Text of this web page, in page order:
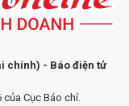
chính) - Báo điện tử
của Cục Báo chí.